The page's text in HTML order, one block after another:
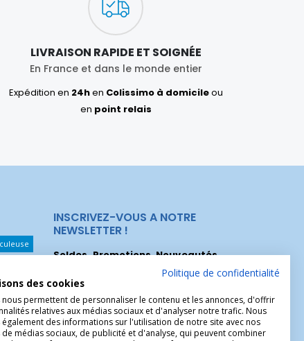
LIVRAISON RAPIDE ET SOIGNÉE
En France et dans le monde entier
Expédition en 24hen Colissimo à domicileou
en point relais
INSCRIVEZ-VOUS A NOTRE
NEWSLETTER !
Soldes, Promotions, Nouveautés...
Inscrivez-vous maintenant pour recevoir
nos meilleures offres.
Politique de confidentialité
des cookies
nous permettent de personnaliser le contenu et les annonces, d'offrir
relatives aux médias sociaux et d'analyser notre trafic. Nous
des informations sur l'utilisation de notre site avec nos
médias sociaux, de publicité et d'analyse, qui peuvent combiner